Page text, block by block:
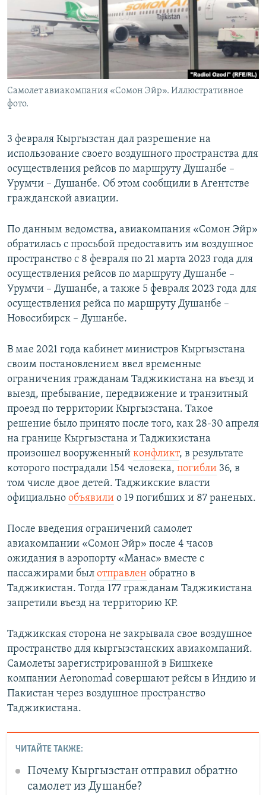
Самолет авиакомпания «Сомон Эйр». Иллюстративное
фото.
3 февраля Кыргызстан дал разрешение на
использование своего воздушного пространства для
осуществления рейсов по маршруту Душанбе –
Урумчи – Душанбе. Об этом сообщили в Агентстве
гражданской авиации.
По данным ведомства, авиакомпания «Сомон Эйр»
обратилась с просьбой предоставить им воздушное
пространство с 8 февраля по 21 марта 2023 года для
осуществления рейсов по маршруту Душанбе –
Урумчи – Душанбе, а также 5 февраля 2023 года для
осуществления рейса по маршруту Душанбе –
Новосибирск – Душанбе.
В мае 2021 года кабинет министров Кыргызстана
своим постановлением ввел временные
ограничения гражданам Таджикистана на въезд и
выезд, пребывание, передвижение и транзитный
проезд по территории Кыргызстана. Такое
решение было принято после того, как 28-30 апреля
на границе Кыргызстана и Таджикистана
произошел вооруженный конфликт, в результате
которого пострадали 154 человека, погибли 36, в
том числе двое детей. Таджикские власти
официально объявили о 19 погибших и 87 раненых.
После введения ограничений самолет
авиакомпании «Сомон Эйр» после 4 часов
ожидания в аэропорту «Манас» вместе с
пассажирами был отправлен обратно в
Таджикистан. Тогда 177 гражданам Таджикистана
запретили въезд на территорию КР.
Таджикская сторона не закрывала свое воздушное
пространство для кыргызстанских авиакомпаний.
Самолеты зарегистрированной в Бишкеке
компании Aeronomad совершают рейсы в Индию и
Пакистан через воздушное пространство
Таджикистана.
ЧИТАЙТЕ ТАКЖЕ:
Почему Кыргызстан отправил обратно
самолет из Душанбе?